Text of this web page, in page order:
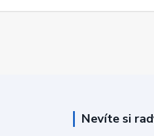
Nevíte si